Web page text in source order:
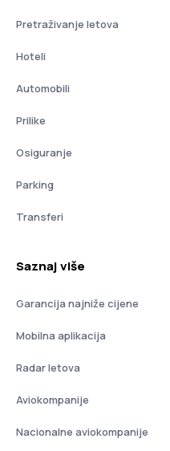
Pretraživanje letova
Hoteli
Automobili
Prilike
Osiguranje
Parking
Transferi
Saznaj više
Garancija najniže cijene
Mobilna aplikacija
Radar letova
Aviokompanije
Nacionalne aviokompanije